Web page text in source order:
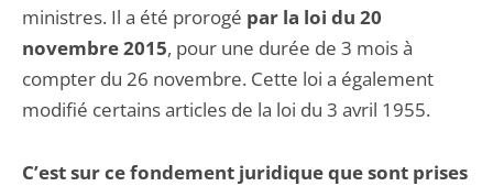
ministres. Il a été prorogé par la loi du 20
novembre 2015, pour une durée de 3 mois à
compter du 26 novembre. Cette loi a également
modifié certains articles de la loi du 3 avril 1955.
C’est sur ce fondement juridique que sont prises